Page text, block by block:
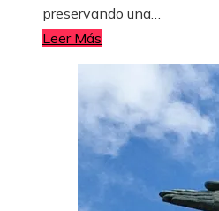
preservando una…
Leer Más